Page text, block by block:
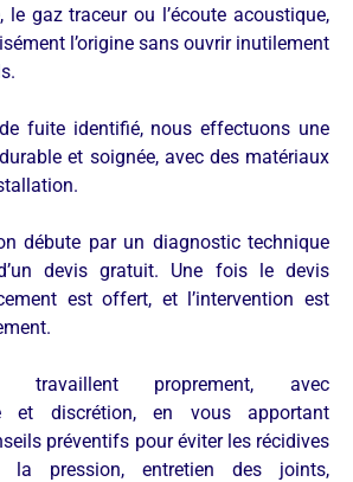
le gaz traceur ou l’écoute acoustique,
l’origine sans ouvrir inutilement
fuite identifié, nous effectuons une
et soignée, avec des matériaux
débute par un diagnostic technique
devis gratuit. Une fois le devis
est offert, et l’intervention est
travaillent proprement, avec
et discrétion, en vous apportant
préventifs pour éviter les récidives
la pression, entretien des joints,